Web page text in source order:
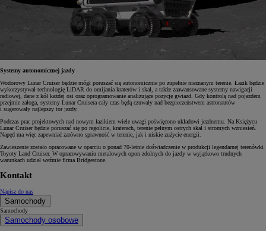
Systemy autonomicznej jazdy
Wodorowy Lunar Cruiser będzie mógł poruszać się autonomicznie po zupełnie nieznanym terenie. Łazik będzie
wykorzystywał technologię LiDAR do omijania kraterów i skał, a także zaawansowane systemy nawigacji
radiowej, dane z kół każdej osi oraz oprogramowanie analizujące pozycję gwiazd. Gdy kontrolę nad pojazdem
przejmie załoga, systemy Lunar Cruisera cały czas będą czuwały nad bezpieczeństwem astronautów
i sugerowały najlepszy tor jazdy.
Podczas prac projektowych nad nowym łazikiem wiele uwagi poświęcono układowi jezdnemu. Na Księżycu
Lunar Cruiser będzie poruszać się po regolicie, kraterach, terenie pełnym ostrych skał i stromych wzniesień.
Napęd ma więc zapewniać zarówno sprawność w terenie, jak i niskie zużycie energii.
Zawieszenie zostało opracowane w oparciu o ponad 70-letnie doświadczenie w produkcji legendarnej terenówki
Toyoty Land Cruiser. W opracowywaniu metalowych opon zdolnych do jazdy w wyjątkowo trudnych
warunkach udział weźmie firma Bridgestone.
Kontakt
Napisz do nas
Samochody
Samochody
Samochody osobowe